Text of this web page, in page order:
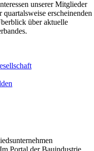
unserer Mitglieder
erscheinenden
über aktuelle
Portal der Bauindustrie